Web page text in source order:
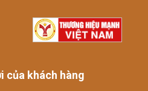
của khách hàng